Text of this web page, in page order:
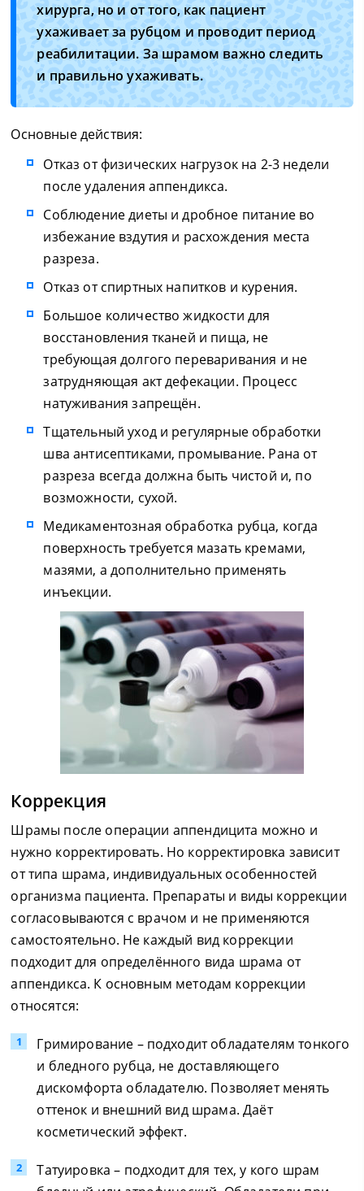
хирурга, но и от того, как пациент
ухаживает за рубцом и проводит период
реабилитации. За шрамом важно следить
и правильно ухаживать.
Основные действия:
Отказ от физических нагрузок на 2-3 недели
после удаления аппендикса.
Соблюдение диеты и дробное питание во
избежание вздутия и расхождения места
разреза.
Отказ от спиртных напитков и курения.
Большое количество жидкости для
восстановления тканей и пища, не
требующая долгого переваривания и не
затрудняющая акт дефекации. Процесс
натуживания запрещён.
Тщательный уход и регулярные обработки
шва антисептиками, промывание. Рана от
разреза всегда должна быть чистой и, по
возможности, сухой.
Медикаментозная обработка рубца, когда
поверхность требуется мазать кремами,
мазями, а дополнительно применять
инъекции.
Коррекция
Шрамы после операции аппендицита можно и
нужно корректировать. Но корректировка зависит
от типа шрама, индивидуальных особенностей
организма пациента. Препараты и виды коррекции
согласовываются с врачом и не применяются
самостоятельно. Не каждый вид коррекции
подходит для определённого вида шрама от
аппендикса. К основным методам коррекции
относятся:
Гримирование – подходит обладателям тонкого
и бледного рубца, не доставляющего
дискомфорта обладателю. Позволяет менять
оттенок и внешний вид шрама. Даёт
косметический эффект.
Татуировка – подходит для тех, у кого шрам